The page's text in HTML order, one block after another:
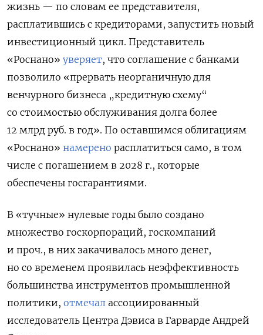
жизнь — по словам ее представителя,
расплатившись с кредиторами, запустить новый
инвестиционный цикл. Представитель
«Роснано» уверяет, что соглашение с банками
позволило «прервать неорганичную для
венчурного бизнеса „кредитную схему“
со стоимостью обслуживания долга более
12 млрд руб. в год». По оставшимся облигациям
«Роснано» намерено расплатиться само, в том
числе с погашением в 2028 г., которые
обеспечены госгарантиями.
В «тучные» нулевые годы было создано
множество госкорпораций, госкомпаний
и проч., в них закачивалось много денег,
но со временем проявилась неэффективность
большинства инструментов промышленной
политики, отмечал ассоциированный
исследователь Центра Дэвиса в Гарварде Андрей